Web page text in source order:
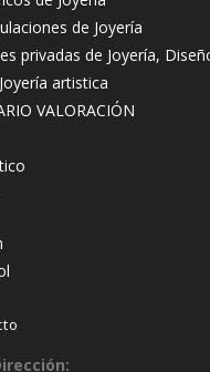
de Joyería
privadas de Joyería,
artistica
VALORACIÓN